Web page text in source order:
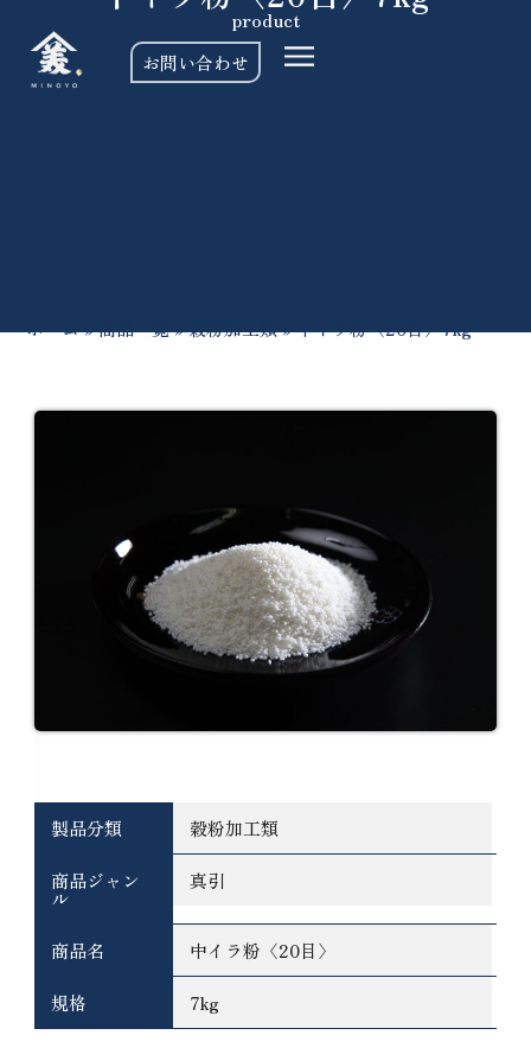
お問い合わせ
product
ホーム»商品一覧»穀粉加工類»中イラ粉〈20目〉7kg
製品分類 穀粉加工類
商品ジャン
ル
真引
商品名 中イラ粉〈20目〉
規格 7kg